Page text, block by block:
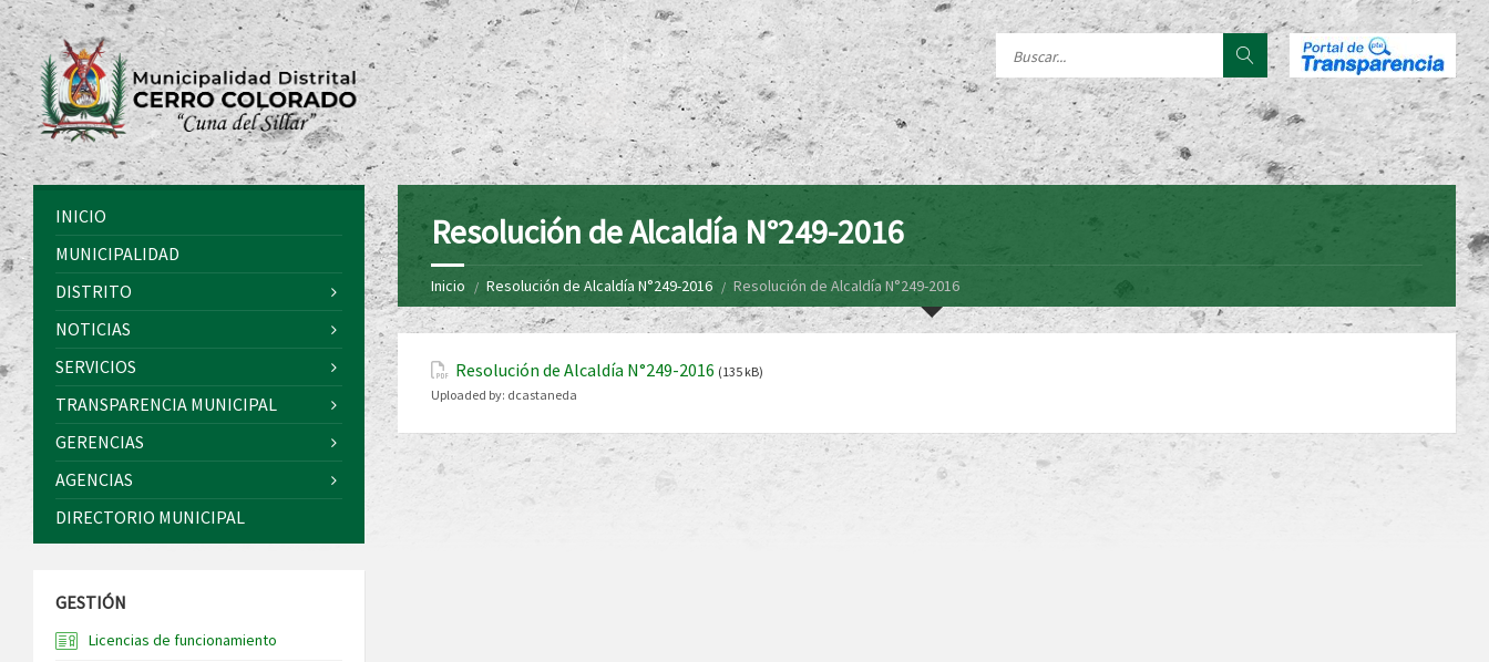
Resolución de Alcaldía N°249-2016
Inicio Resolución de Alcaldía N°249-2016 Resolución de Alcaldía N°249-2016
Resolución de Alcaldía N°249-2016 (135 kB)
Uploaded by: dcastaneda
INICIO
MUNICIPALIDAD
DISTRITO
NOTICIAS
SERVICIOS
TRANSPARENCIA MUNICIPAL
GERENCIAS
AGENCIAS
DIRECTORIO MUNICIPAL
GESTIÓN
Licencias de funcionamiento